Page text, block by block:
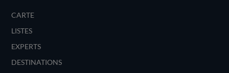
CARTE
LISTES
EXPERTS
DESTINATIONS